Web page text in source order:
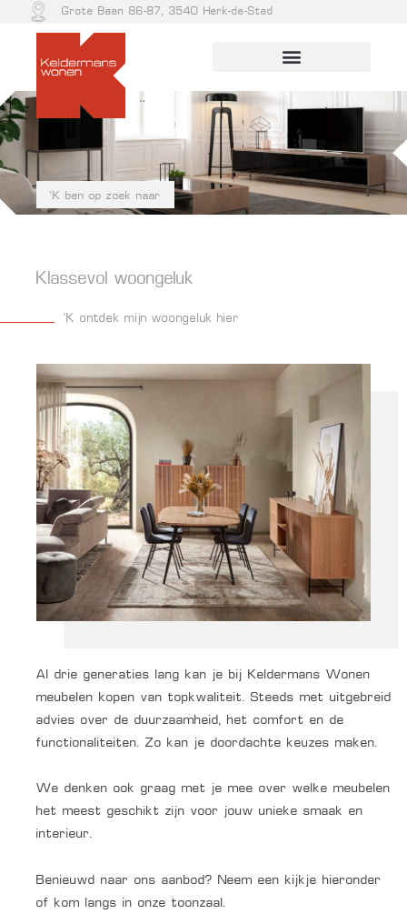
Grote Baan 86-87, 3540 Herk-de-Stad
'K ben op zoek naar
Klassevol woongeluk
‘K ontdek mijn woongeluk hier
Al drie generaties lang kan je bij Keldermans Wonen
meubelen kopen van topkwaliteit. Steeds met uitgebreid
advies over de duurzaamheid, het comfort en de
functionaliteiten. Zo kan je doordachte keuzes maken.
We denken ook graag met je mee over welke meubelen
het meest geschikt zijn voor jouw unieke smaak en
interieur.
Benieuwd naar ons aanbod? Neem een kijkje hieronder
of kom langs in onze toonzaal.